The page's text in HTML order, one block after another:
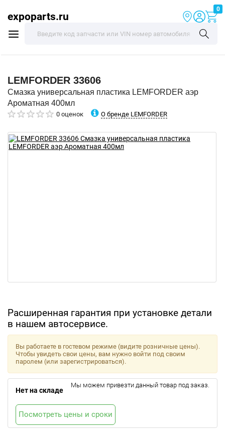
expoparts.ru
0
LEMFORDER 33606
Смазка универсальная пластика LEMFORDER аэр
Ароматная 400мл
0 оценок О бренде LEMFORDER
Расширенная гарантия при установке детали
в нашем автосервисе.
Вы работаете в гостевом режиме (видите розничные цены).
Чтобы увидеть свои цены, вам нужно войти под своим
паролем (или зарегистрироваться).
Нет на складе
Мы можем привезти данный товар под заказ.
Посмотреть цены и сроки